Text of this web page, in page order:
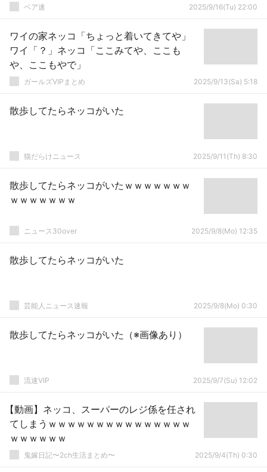
ベア速 2025/9/16(Tu) 22:00
ワイの家ネッコ「ちょっと着いてきてや」
ワイ「？」ネッコ「ここみてや、ここも
や、ここもやで」
ガールズVIPまとめ 2025/9/13(Sa) 5:18
散歩してたらネッコがいた
猫だらけニュース 2025/9/11(Th) 8:30
散歩してたらネッコがいたｗｗｗｗｗｗｗ
ｗｗｗｗｗｗｗ
ニュース30over 2025/9/8(Mo) 12:35
散歩してたらネッコがいた
芸能人ニュース速報 2025/9/8(Mo) 0:30
散歩してたらネッコがいた（※画像あり）
流速VIP 2025/9/7(Su) 12:02
【動画】ネッコ、スーパーのレジ係を任され
てしまうｗｗｗｗｗｗｗｗｗｗｗｗｗｗｗ
ｗｗｗｗｗｗ
鬼嫁日記〜2ch生活まとめ〜 2025/9/4(Th) 0:30